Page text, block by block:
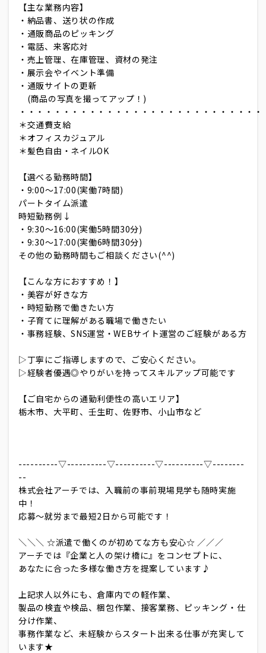
【主な業務内容】
・納品書、送り状の作成
・通販商品のピッキング
・電話、来客応対
・売上管理、在庫管理、資材の発注
・展示会やイベント準備
・通販サイトの更新
(商品の写真を撮ってアップ！)
・・・・・・・・・・・・・・・・・・・・・・・・・・・
＊交通費支給
＊オフィスカジュアル
＊髪色自由・ネイルOK
【選べる勤務時間】
・9:00～17:00(実働7時間)
パートタイム派遣
時短勤務例↓
・9:30～16:00(実働5時間30分)
・9:30～17:00(実働6時間30分)
その他の勤務時間もご相談ください(^^)
【こんな方におすすめ！】
・美容が好きな方
・時短勤務で働きたい方
・子育てに理解がある職場で働きたい
・事務経験、SNS運営・WEBサイト運営のご経験がある方
▷丁寧にご指導しますので、ご安心ください。
▷経験者優遇◎やりがいを持ってスキルアップ可能です
【ご自宅からの通勤利便性の高いエリア】
栃木市、大平町、壬生町、佐野市、小山市など
----------▽----------▽----------▽----------▽--------
--
株式会社アーチでは、入職前の事前現場見学も随時実施
中！
応募～就労まで最短2日から可能です！
＼＼＼ ☆派遣で働くのが初めてな方も安心☆ ／／／
アーチでは『企業と人の架け橋に』をコンセプトに、
あなたに合った多様な働き方を提案しています♪
上記求人以外にも、倉庫内での軽作業、
製品の検査や検品、梱包作業、接客業務、ピッキング・仕
分け作業、
事務作業など、未経験からスタート出来る仕事が充実して
います★